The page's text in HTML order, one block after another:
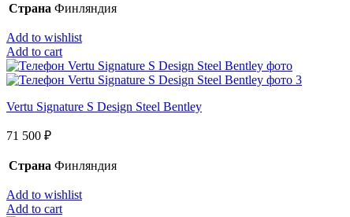
Страна Финляндия
Add to wishlist
Add to cart
Vertu Signature S Design Steel Bentley
71 500 ₽
Страна Финляндия
Add to wishlist
Add to cart